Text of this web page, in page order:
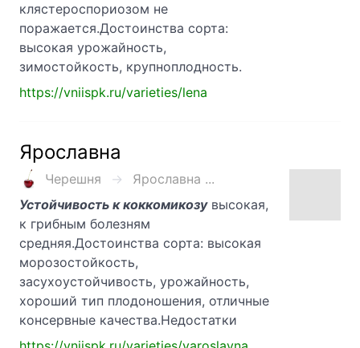
клястероспориозом не
поражается.Достоинства сорта:
высокая урожайность,
зимостойкость, крупноплодность.
https://vniispk.ru/varieties/lena
Ярославна
Черешня
Ярославна ...
Устойчивость к коккомикозувысокая,
к грибным болезням
средняя.Достоинства сорта: высокая
морозостойкость,
засухоустойчивость, урожайность,
хороший тип плодоношения, отличные
консервные качества.Недостатки